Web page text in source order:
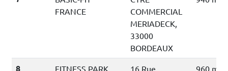
FRANCE
COMMERCIAL
MERIADECK,
33000
BORDEAUX
8 FITNESS PARK
16 Rue
960